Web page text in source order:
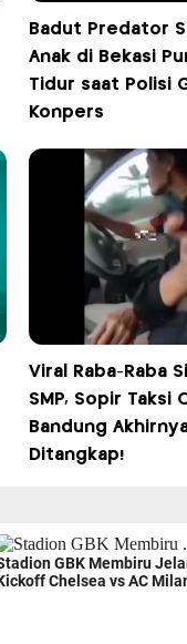
Badut Predator
Anak di Bekasi
Tidur saat Polisi
Konpers
Viral Raba-Raba
SMP, Sopir Taksi
Bandung
Ditangkap!